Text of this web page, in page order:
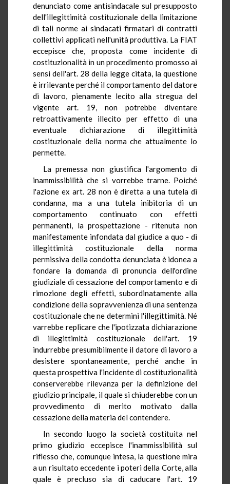
denunciato come antisindacale sul presupposto
dell'illegittimità costituzionale della limitazione
di tali norme ai sindacati firmatari di contratti
collettivi applicati nell'unità produttiva. La FIAT
eccepisce che, proposta come incidente di
costituzionalità in un procedimento promosso ai
sensi dell'art. 28 della legge citata, la questione
è irrilevante perché il comportamento del datore
di lavoro, pienamente lecito alla stregua del
vigente art. 19, non potrebbe diventare
retroattivamente illecito per effetto di una
eventuale dichiarazione di illegittimità
costituzionale della norma che attualmente lo
permette.
La premessa non giustifica l'argomento di
inammissibilità che si vorrebbe trarne. Poiché
l'azione ex art. 28 non è diretta a una tutela di
condanna, ma a una tutela inibitoria di un
comportamento continuato con effetti
permanenti, la prospettazione - ritenuta non
manifestamente infondata dal giudice a quo - di
illegittimità costituzionale della norma
permissiva della condotta denunciata è idonea a
fondare la domanda di pronuncia dell'ordine
giudiziale di cessazione del comportamento e di
rimozione degli effetti, subordinatamente alla
condizione della sopravvenienza di una sentenza
costituzionale che ne determini l'illegittimità. Né
varrebbe replicare che l'ipotizzata dichiarazione
di illegittimità costituzionale dell'art. 19
indurrebbe presumibilmente il datore di lavoro a
desistere spontaneamente, perché anche in
questa prospettiva l'incidente di costituzionalità
conserverebbe rilevanza per la definizione del
giudizio principale, il quale si chiuderebbe con un
provvedimento di merito motivato dalla
cessazione della materia del contendere.
In secondo luogo la società costituita nel
primo giudizio eccepisce l'inammissibilità sul
riflesso che, comunque intesa, la questione mira
a un risultato eccedente i poteri della Corte, alla
quale è precluso sia di caducare l'art. 19